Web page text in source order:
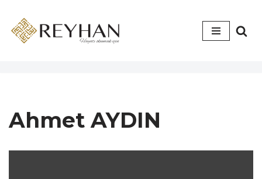
İçeriğe
Ahmet AYDIN